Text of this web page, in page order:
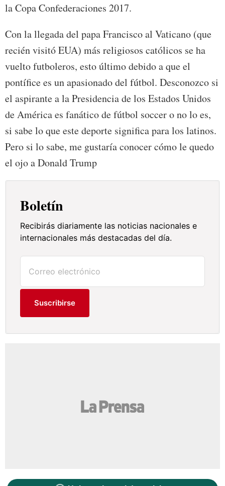
la Copa Confederaciones 2017.
Con la llegada del papa Francisco al Vaticano (que
recién visitó EUA) más religiosos católicos se ha
vuelto futboleros, esto último debido a que el
pontífice es un apasionado del fútbol. Desconozco si
el aspirante a la Presidencia de los Estados Unidos
de América es fanático de fútbol soccer o no lo es,
si sabe lo que este deporte significa para los latinos.
Pero si lo sabe, me gustaría conocer cómo le quedo
el ojo a Donald Trump
Boletín
Recibirás diariamente las noticias nacionales e
internacionales más destacadas del día.
Suscribirse